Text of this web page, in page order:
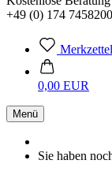
+49 (0) 174 7458200
Merkzettel
0,00 EUR
Menü
Sie haben